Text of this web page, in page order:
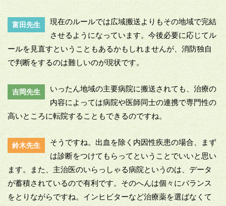
富田先生
現在のルールでは広域搬送よりもその地域で完結
させるようになっています。今後必要に応じてル
ールを見直すということもあるかもしれませんが、消防独自
で判断をするのは難しいのが現状です。
吉岡先生
いったん地域の主要病院に搬送されても、治療の
内容によっては病院や医師同士の連携で専門性の
高いところに転院することもできるのですね。
鈴木先生
そうですね。出血を除く内因性疾患の場合、まず
は診断をつけてもらってということでいいと思い
ます。また、主治医のいらっしゃる病院というのは、データ
が蓄積されているので有利です。そのへんは個々にバランス
をとりながらですね。インヒビターなど治療薬を選ばなくて